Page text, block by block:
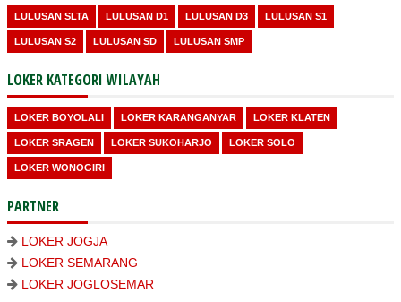
LULUSAN SLTA LULUSAN D1 LULUSAN D3 LULUSAN S1
LULUSAN S2 LULUSAN SD LULUSAN SMP
LOKER KATEGORI WILAYAH
LOKER BOYOLALI LOKER KARANGANYAR LOKER KLATEN
LOKER SRAGEN LOKER SUKOHARJO LOKER SOLO
LOKER WONOGIRI
PARTNER
LOKER JOGJA
LOKER SEMARANG
LOKER JOGLOSEMAR